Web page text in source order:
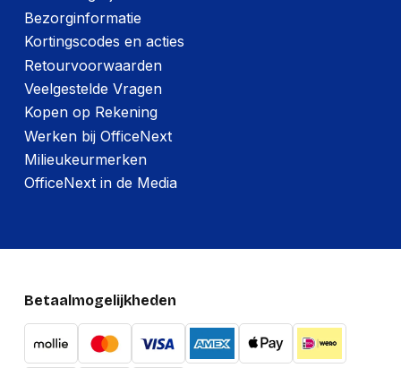
Toetsenbord
Aanwijsapparaat
Toetsenbord formaat
Toetsenbordindeling
Connectiviteitstechnologie
computertoetsenbord
Taal toetsenbord
Engels
Land van herkomst
China
Bezorginformatie
Kortingscodes en acties
Retourvoorwaarden
Veelgestelde Vragen
Kopen op Rekening
Werken bij OfficeNext
Milieukeurmerken
OfficeNext in de Media
Betaalmogelijkheden